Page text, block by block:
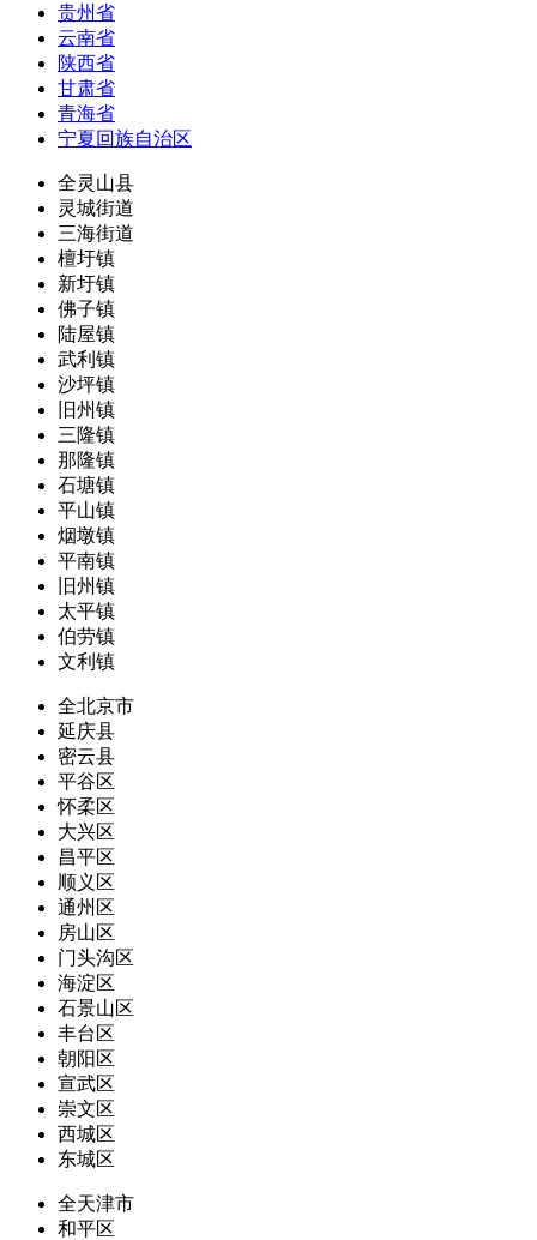
贵州省
云南省
陕西省
甘肃省
青海省
宁夏回族自治区
全灵山县
灵城街道
三海街道
檀圩镇
新圩镇
佛子镇
陆屋镇
武利镇
沙坪镇
旧州镇
三隆镇
那隆镇
石塘镇
平山镇
烟墩镇
平南镇
旧州镇
太平镇
伯劳镇
文利镇
全北京市
延庆县
密云县
平谷区
怀柔区
大兴区
昌平区
顺义区
通州区
房山区
门头沟区
海淀区
石景山区
丰台区
朝阳区
宣武区
崇文区
西城区
东城区
全天津市
和平区